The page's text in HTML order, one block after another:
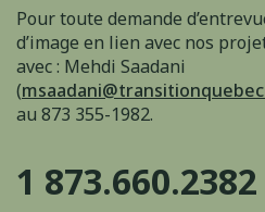
Pour toute demande
d’image en lien avec nos
avec : Mehdi Saadani
(
au 873 355-1982.
1 873.660.2382